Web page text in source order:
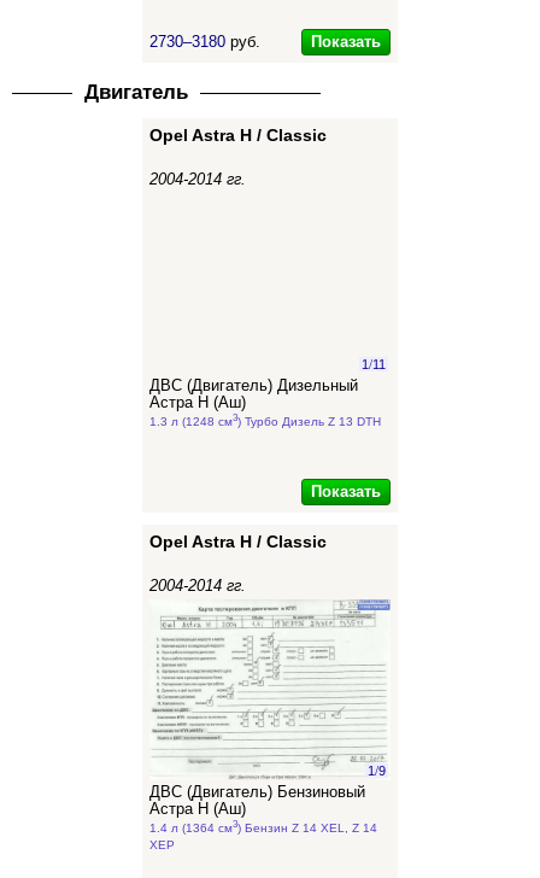
2730–3180 руб. Показать
Двигатель
Opel Astra H / Classic
2004-2014 гг.
1/11
ДВС (Двигатель) Дизельный
Астра Н (Аш)
1.3 л (1248 см3) Турбо Дизель Z 13 DTH
Показать
Opel Astra H / Classic
2004-2014 гг.
1/9
ДВС (Двигатель) Бензиновый
Астра Н (Аш)
1.4 л (1364 см3) Бензин Z 14 XEL, Z 14
XEP